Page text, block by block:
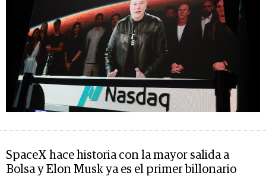
SpaceX hace historia con la mayor salida a
Bolsa y Elon Musk ya es el primer billonario